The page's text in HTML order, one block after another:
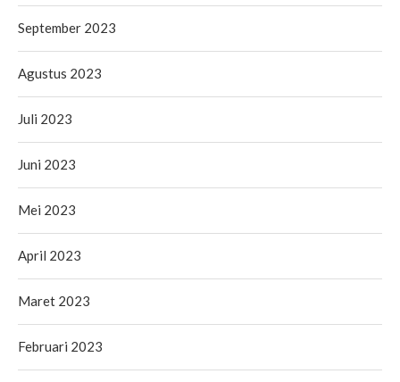
September 2023
Agustus 2023
Juli 2023
Juni 2023
Mei 2023
April 2023
Maret 2023
Februari 2023